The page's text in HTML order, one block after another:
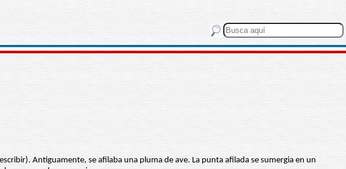
Antiguamente, se afilaba una pluma de ave. La punta afilada se sumergia en un